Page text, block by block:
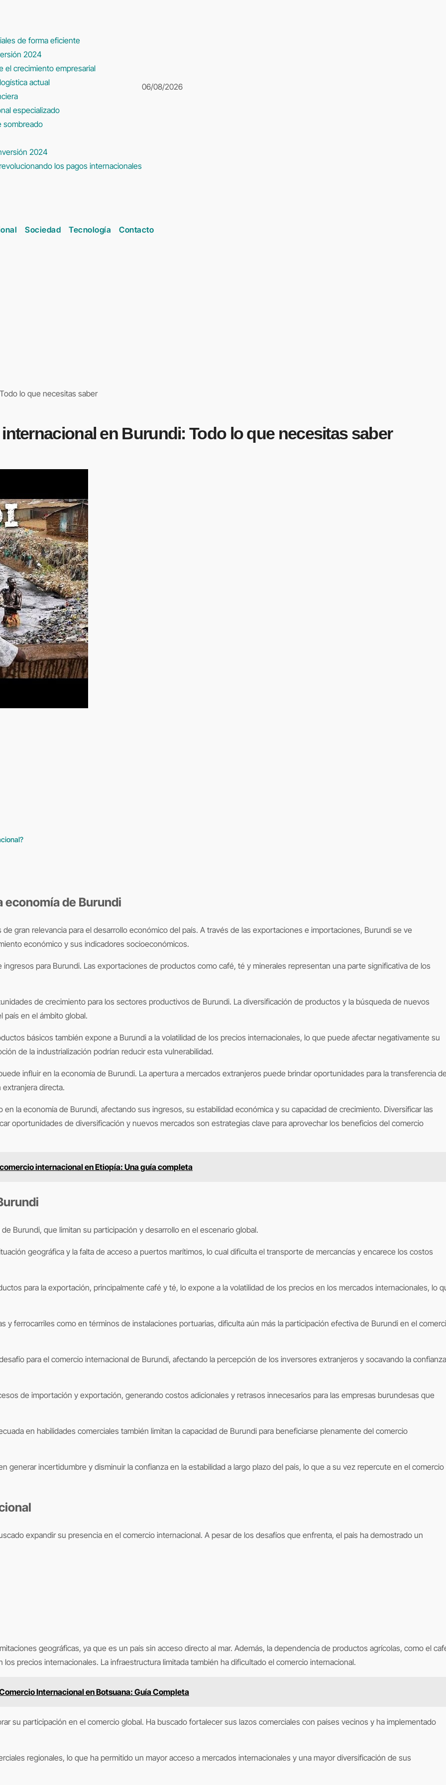
de forma eficiente
2024
el crecimiento empresarial
actual
especializado
sombreado
2024
los pagos internacionales
06/08/2026
Sociedad Tecnología Contacto
lo que necesitas saber
en Burundi: Todo lo que necesitas saber
economía de Burundi
económico y sus indicadores socioeconómicos.
para Burundi. Las exportaciones de productos como café, té y minerales representan una parte significativa de los
de crecimiento para los sectores productivos de Burundi. La diversificación de productos y la búsqueda de nuevos
país en el ámbito global.
básicos también expone a Burundi a la volatilidad de los precios internacionales, lo que puede afectar negativamente su
de la industrialización podrían reducir esta vulnerabilidad.
influir en la economía de Burundi. La apertura a mercados extranjeros puede brindar oportunidades para la transferencia
directa.
la economía de Burundi, afectando sus ingresos, su estabilidad económica y su capacidad de crecimiento. Diversificar las
oportunidades de diversificación y nuevos mercados son estrategias clave para aprovechar los beneficios del comercio
internacional en Etiopía: Una guía completa
Burundi, que limitan su participación y desarrollo en el escenario global.
geográfica y la falta de acceso a puertos marítimos, lo cual dificulta el transporte de mercancías y encarece los costos
para la exportación, principalmente café y té, lo expone a la volatilidad de los precios en los mercados internacionales, lo
y ferrocarriles como en términos de instalaciones portuarias, dificulta aún más la participación efectiva de Burundi en el
para el comercio internacional de Burundi, afectando la percepción de los inversores extranjeros y socavando la confianza
de importación y exportación, generando costos adicionales y retrasos innecesarios para las empresas burundesas que
en habilidades comerciales también limitan la capacidad de Burundi para beneficiarse plenamente del comercio
generar incertidumbre y disminuir la confianza en la estabilidad a largo plazo del país, lo que a su vez repercute en el comercio
geográficas, ya que es un país sin acceso directo al mar. Además, la dependencia de productos agrícolas, como el
precios internacionales. La infraestructura limitada también ha dificultado el comercio internacional.
Internacional en Botsuana: Guía Completa
su participación en el comercio global. Ha buscado fortalecer sus lazos comerciales con países vecinos y ha implementado
regionales, lo que ha permitido un mayor acceso a mercados internacionales y una mayor diversificación de sus